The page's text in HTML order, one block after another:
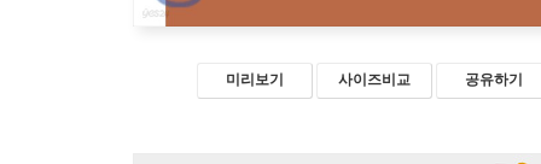
미리보기 사이즈비교 공유하기